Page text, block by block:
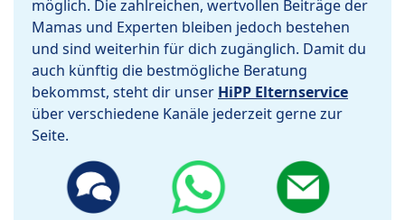
möglich. Die zahlreichen, wertvollen Beiträge der
Mamas und Experten bleiben jedoch bestehen
und sind weiterhin für dich zugänglich. Damit du
auch künftig die bestmögliche Beratung
bekommst, steht dir unser HiPP Elternservice
über verschiedene Kanäle jederzeit gerne zur
Seite.